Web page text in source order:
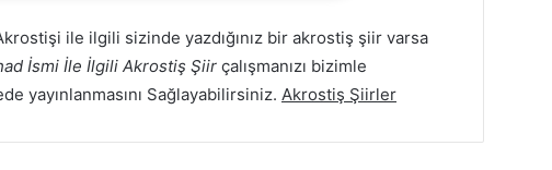
ile ilgili sizinde yazdığınız bir akrostiş şiir varsa
İsmi İle İlgili Akrostiş Şiir çalışmanızı bizimle
yayınlanmasını Sağlayabilirsiniz. Akrostiş Şiirler